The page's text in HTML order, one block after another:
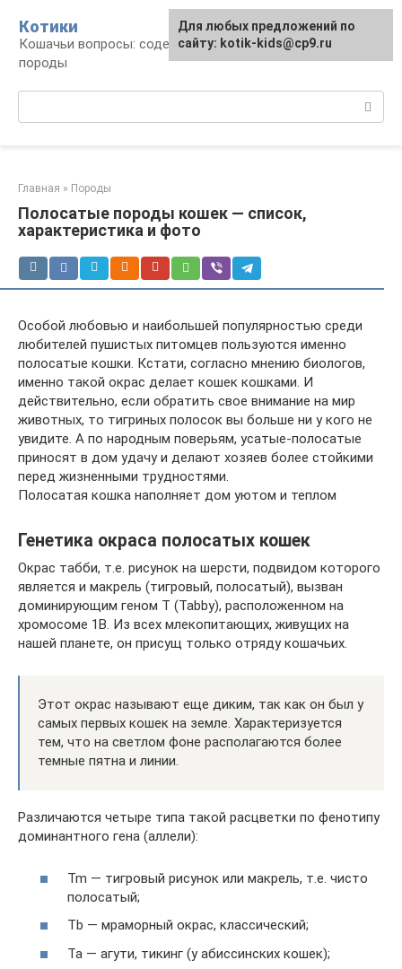
контенту
Котики
Кошачьи вопросы: содержание, лечение,
породы
Главная » Породы
Полосатые породы кошек — список,
характеристика и фото
Особой любовью и наибольшей популярностью среди
любителей пушистых питомцев пользуются именно
полосатые кошки. Кстати, согласно мнению биологов,
именно такой окрас делает кошек кошками. И
действительно, если обратить свое внимание на мир
животных, то тигриных полосок вы больше ни у кого не
увидите. А по народным поверьям, усатые-полосатые
приносят в дом удачу и делают хозяев более стойкими
перед жизненными трудностями.
Полосатая кошка наполняет дом уютом и теплом
Генетика окраса полосатых кошек
Окрас табби, т.е. рисунок на шерсти, подвидом которого
является и макрель (тигровый, полосатый), вызван
доминирующим геном T (Tabby), расположенном на
хромосоме 1B. Из всех млекопитающих, живущих на
нашей планете, он присущ только отряду кошачьих.
Этот окрас называют еще диким, так как он был у
самых первых кошек на земле. Характеризуется
тем, что на светлом фоне располагаются более
темные пятна и линии.
Различаются четыре типа такой расцветки по фенотипу
доминантного гена (аллели):
Tm — тигровый рисунок или макрель, т.е. чисто
полосатый;
Tb — мраморный окрас, классический;
Ta — агути, тикинг (у абиссинских кошек);
Для любых предложений по
сайту: kotik-kids@cp9.ru